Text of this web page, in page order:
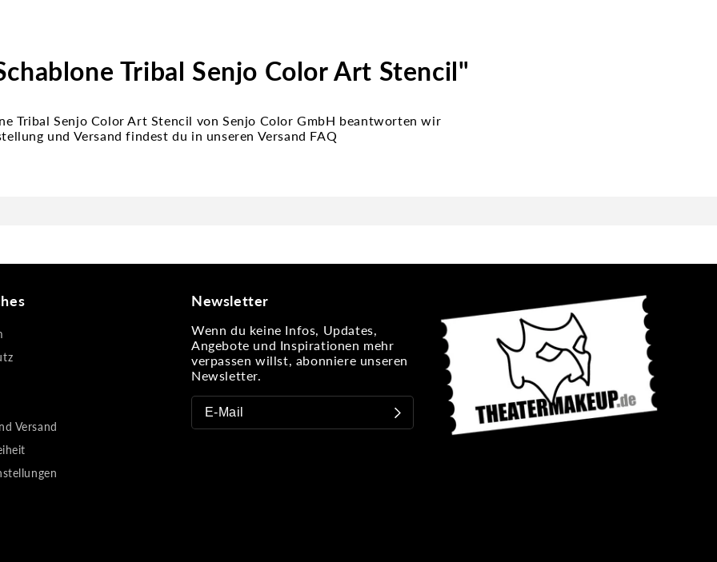
Tribal Senjo Color Art Stencil"
Tribal Senjo Color Art Stencil von Senjo Color GmbH beantworten wir
und Versand findest du in unseren Versand FAQ
Versand
Newsletter
Wenn du keine Infos, Updates,
Angebote und Inspirationen mehr
verpassen willst, abonniere unseren
Newsletter.